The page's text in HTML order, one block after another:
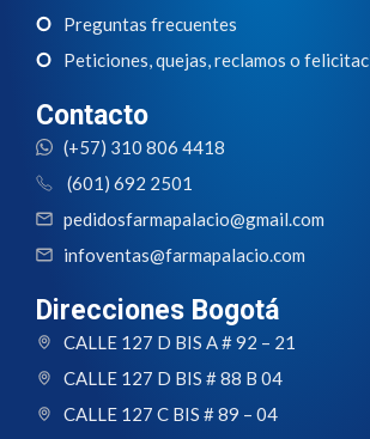
Preguntas frecuentes
Peticiones, quejas, reclamos o
Contacto
(+57) 310 806 4418
(601) 692 2501
pedidosfarmapalacio@gmail.com
infoventas@farmapalacio.com
Direcciones Bogotá
CALLE 127 D BIS A # 92 – 21
CALLE 127 D BIS # 88 B 04
CALLE 127 C BIS # 89 – 04